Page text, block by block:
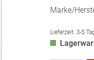
Marke/
Lieferzeit:3-5